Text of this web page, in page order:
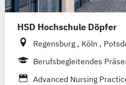
HSD Hochschule Döpfer
Regensburg Köln
Hamburg
Berufsbegleitendes
Vollzeit
Duales Studium
Advanced Nursing